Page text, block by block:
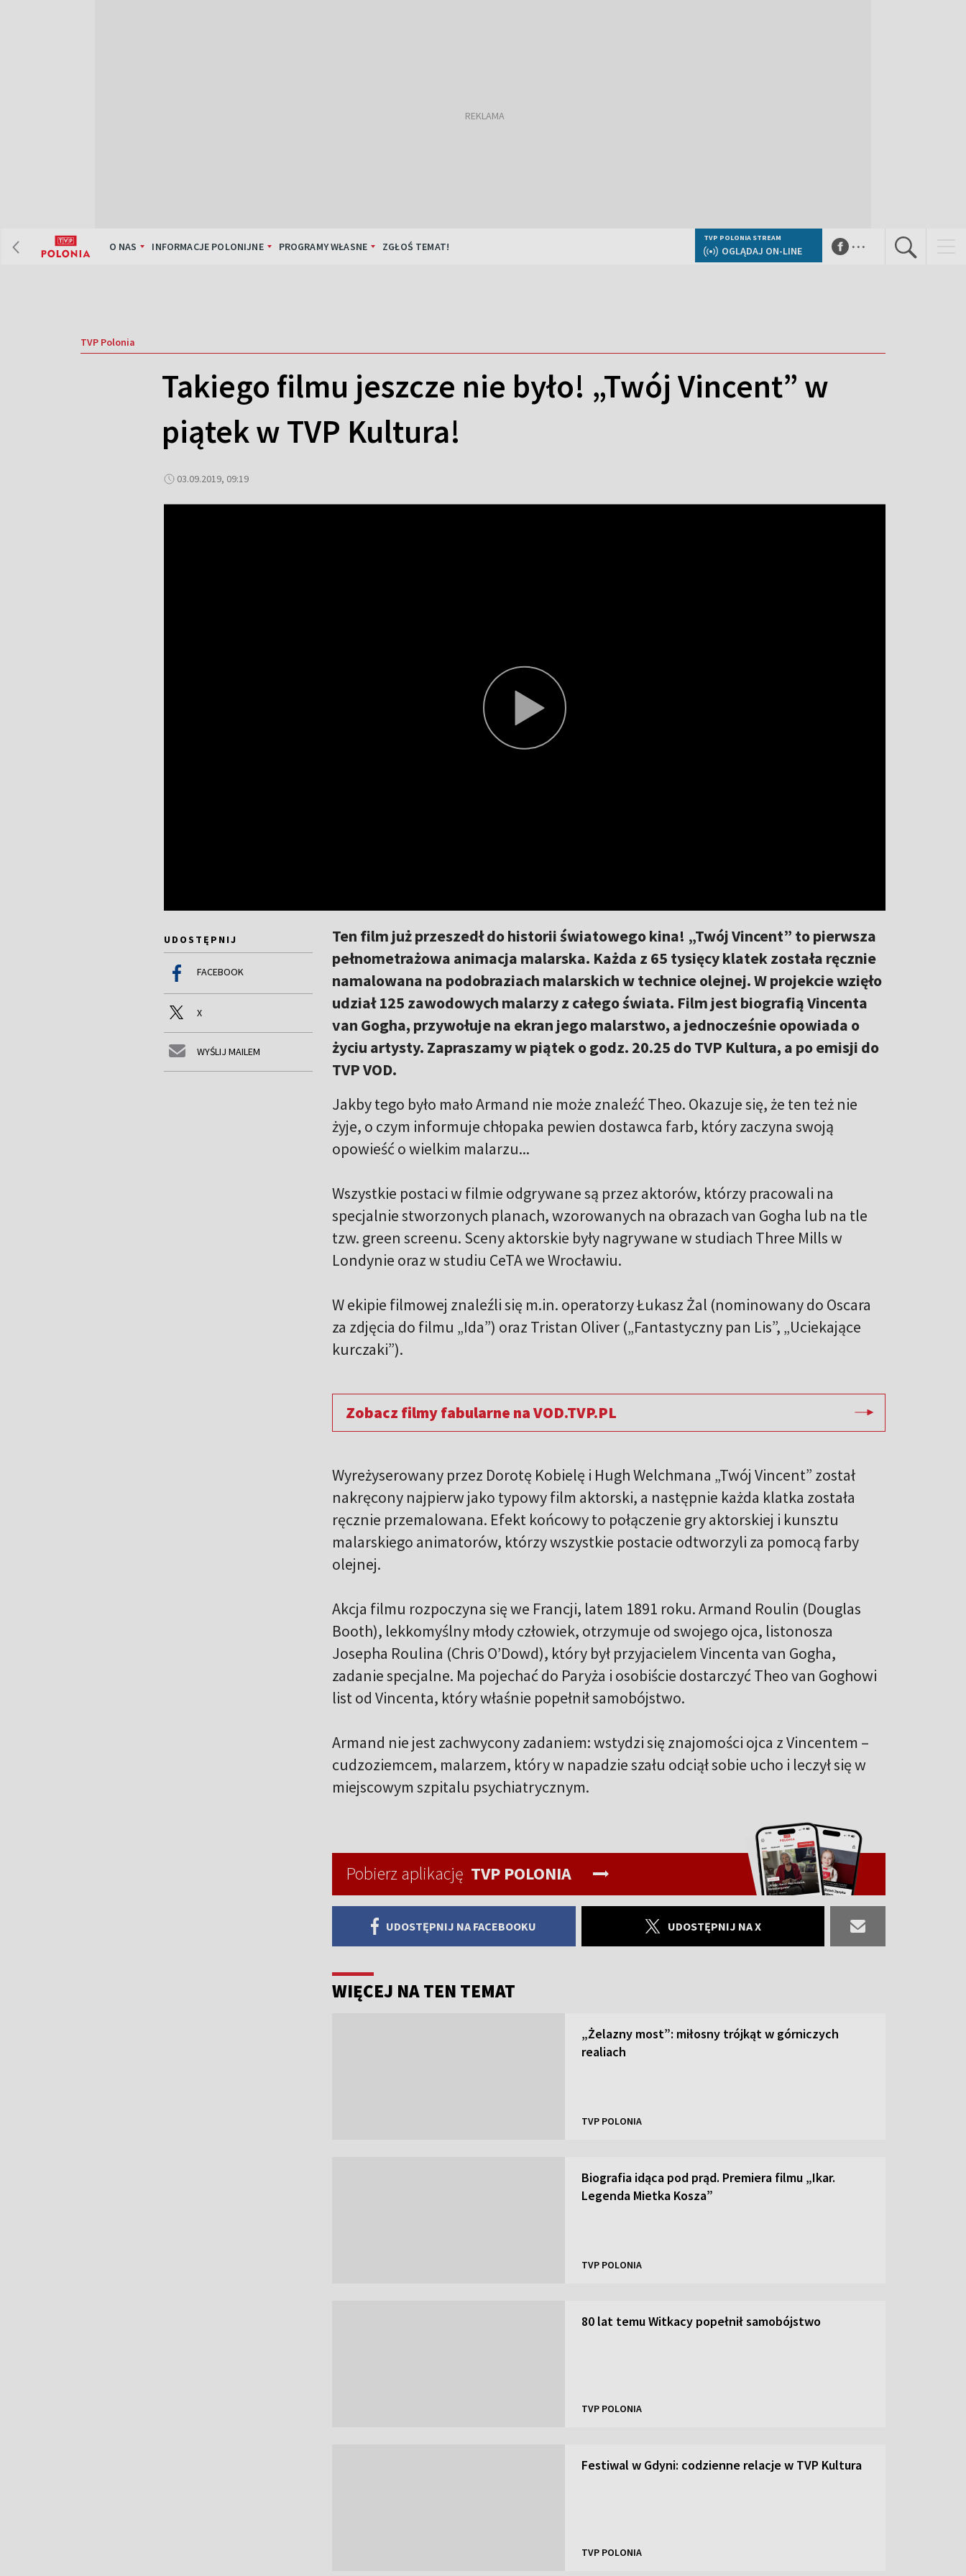
O NAS INFORMACJE POLONIJNE PROGRAMY WŁASNE ZGŁOŚ TEMAT!
TVP POLONIA STREAM
OGLĄDAJ ON-LINE ...
TVP Polonia
Takiego filmu jeszcze nie było! „Twój Vincent” w
piątek w TVP Kultura!
03.09.2019, 09:19
UDOSTĘPNIJ
FACEBOOK
X
WYŚLIJ MAILEM
Ten film już przeszedł do historii światowego kina! „Twój Vincent” to pierwsza
pełnometrażowa animacja malarska. Każda z 65 tysięcy klatek została ręcznie
namalowana na podobraziach malarskich w technice olejnej. W projekcie wzięło
udział 125 zawodowych malarzy z całego świata. Film jest biografią Vincenta
van Gogha, przywołuje na ekran jego malarstwo, a jednocześnie opowiada o
życiu artysty. Zapraszamy w piątek o godz. 20.25 do TVP Kultura, a po emisji do
TVP VOD.
Jakby tego było mało Armand nie może znaleźć Theo. Okazuje się, że ten też nie
żyje, o czym informuje chłopaka pewien dostawca farb, który zaczyna swoją
opowieść o wielkim malarzu...
Wszystkie postaci w filmie odgrywane są przez aktorów, którzy pracowali na
specjalnie stworzonych planach, wzorowanych na obrazach van Gogha lub na tle
tzw. green screenu. Sceny aktorskie były nagrywane w studiach Three Mills w
Londynie oraz w studiu CeTA we Wrocławiu.
W ekipie filmowej znaleźli się m.in. operatorzy Łukasz Żal (nominowany do Oscara
za zdjęcia do filmu „Ida”) oraz Tristan Oliver („Fantastyczny pan Lis”, „Uciekające
kurczaki”).
Zobacz filmy fabularne na VOD.TVP.PL
Wyreżyserowany przez Dorotę Kobielę i Hugh Welchmana „Twój Vincent” został
nakręcony najpierw jako typowy film aktorski, a następnie każda klatka została
ręcznie przemalowana. Efekt końcowy to połączenie gry aktorskiej i kunsztu
malarskiego animatorów, którzy wszystkie postacie odtworzyli za pomocą farby
olejnej.
Akcja filmu rozpoczyna się we Francji, latem 1891 roku. Armand Roulin (Douglas
Booth), lekkomyślny młody człowiek, otrzymuje od swojego ojca, listonosza
Josepha Roulina (Chris O’Dowd), który był przyjacielem Vincenta van Gogha,
zadanie specjalne. Ma pojechać do Paryża i osobiście dostarczyć Theo van Goghowi
list od Vincenta, który właśnie popełnił samobójstwo.
Armand nie jest zachwycony zadaniem: wstydzi się znajomości ojca z Vincentem –
cudzoziemcem, malarzem, który w napadzie szału odciął sobie ucho i leczył się w
miejscowym szpitalu psychiatrycznym.
Pobierz aplikację TVP POLONIA
UDOSTĘPNIJ NA FACEBOOKU UDOSTĘPNIJ NA X
WIĘCEJ NA TEN TEMAT
„Żelazny most”: miłosny trójkąt w górniczych
realiach
TVP POLONIA
Biografia idąca pod prąd. Premiera filmu „Ikar.
Legenda Mietka Kosza”
TVP POLONIA
80 lat temu Witkacy popełnił samobójstwo
TVP POLONIA
Festiwal w Gdyni: codzienne relacje w TVP Kultura
TVP POLONIA